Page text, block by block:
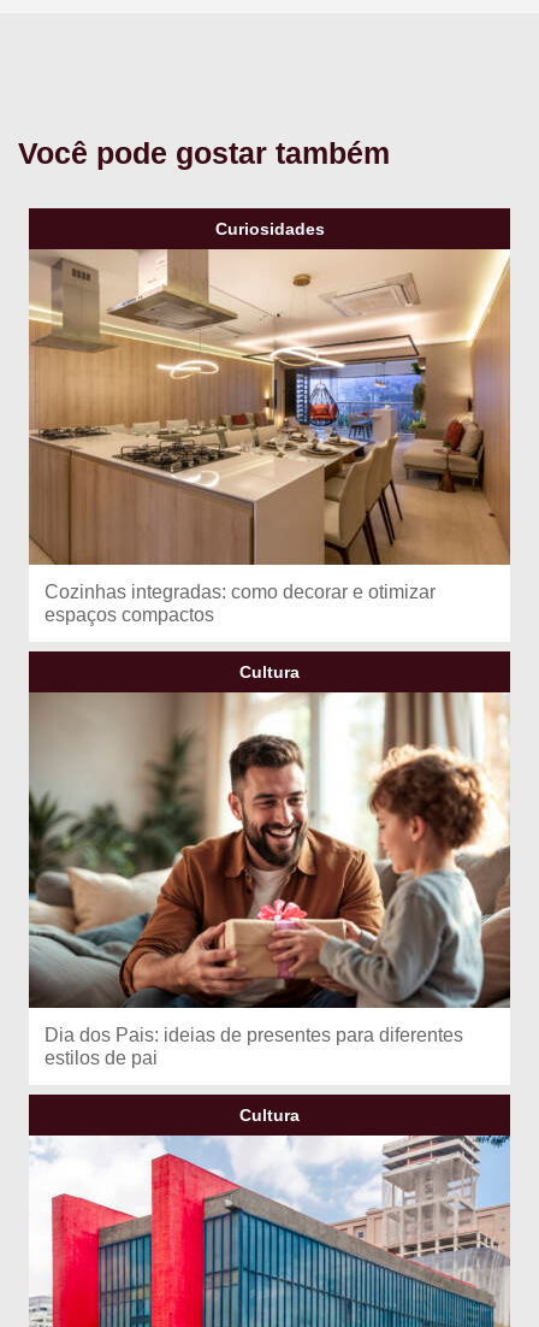
Você pode gostar também
Curiosidades
Cozinhas integradas: como decorar e otimizar
espaços compactos
Cultura
Dia dos Pais: ideias de presentes para diferentes
estilos de pai
Cultura